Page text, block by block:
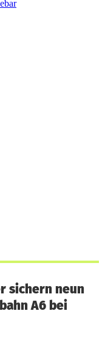
sichern neun
A6 bei